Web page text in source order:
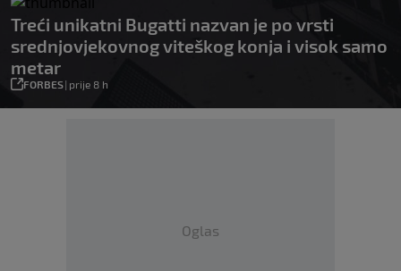
Treći unikatni Bugatti nazvan je po vrsti
srednjovjekovnog viteškog konja i visok samo
metar
FORBES| prije 8 h
Oglas